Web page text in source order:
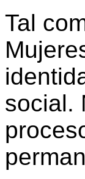
Tal
social.